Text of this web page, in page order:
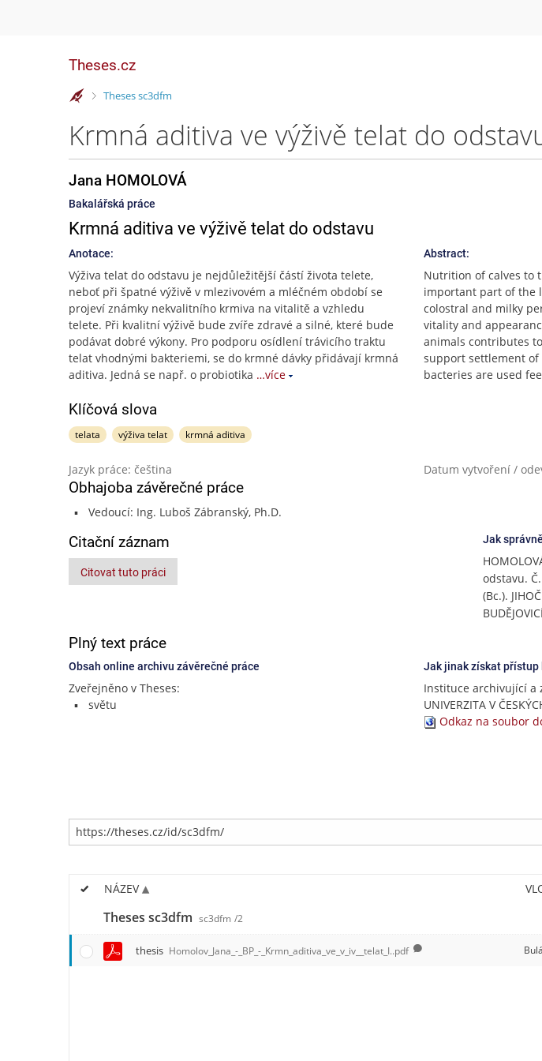
Theses.cz
>
Theses sc3dfm
Krmná aditiva ve výživě telat do
Jana HOMOLOVÁ
Bakalářská práce
Krmná aditiva ve výživě telat do odstavu
Anotace:
Výživa telat do odstavu je nejdůležitější částí života telete,
neboť při špatné výživě v mlezivovém a mléčném období se
projeví známky nekvalitního krmiva na vitalitě a vzhledu
telete. Při kvalitní výživě bude zvíře zdravé a silné, které bude
podávat dobré výkony. Pro podporu osídlení trávicího traktu
telat vhodnými bakteriemi, se do krmné dávky přidávají krmná
aditiva. Jedná se např. o probiotika …více
Abstract:
Nutrition of calves to
important part of the
colostral and milky
vitality and
animals contributes
support settlement
bacteries are used
Klíčová slova
telata výživa telat krmná aditiva
Jazyk práce: čeština Datum vytvoření /
Obhajoba závěrečné práce
Vedoucí: Ing. Luboš Zábranský, Ph.D.
Citační záznam
Citovat tuto práci
Jak
odstavu.
(Bc.).
Plný text práce
Obsah online archivu závěrečné práce
Zveřejněno v Theses:
světu
Jak jinak získat přístup
Instituce archivující a
UNIVERZITA V
Odkaz na soubor
NÁZEV
Theses sc3dfm sc3dfm /2
thesis Homolov_Jana_-_BP_-_Krmn_aditiva_ve_v_iv__telat_I..pdf